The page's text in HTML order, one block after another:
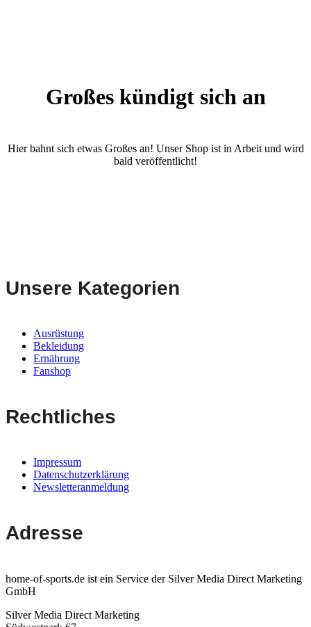
Großes kündigt sich an
Hier bahnt sich etwas Großes an! Unser Shop ist in Arbeit und wird
bald veröffentlicht!
Unsere Kategorien
Ausrüstung
Bekleidung
Ernährung
Fanshop
Rechtliches
Impressum
Datenschutzerklärung
Newsletteranmeldung
Adresse
home-of-sports.de ist ein Service der Silver Media Direct Marketing
GmbH
Silver Media Direct Marketing